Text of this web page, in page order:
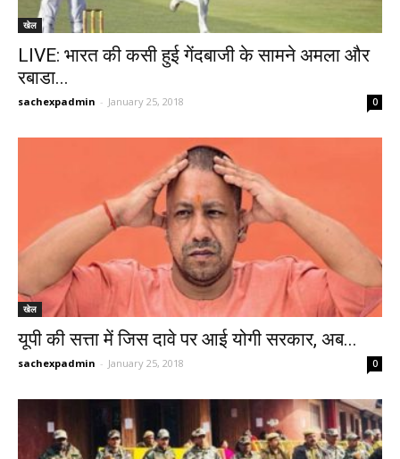
खेल
LIVE: भारत की कसी हुई गेंदबाजी के सामने अमला और
रबाडा...
sachexpadmin - January 25, 2018 0
खेल
यूपी की सत्ता में जिस दावे पर आई योगी सरकार, अब...
sachexpadmin - January 25, 2018 0